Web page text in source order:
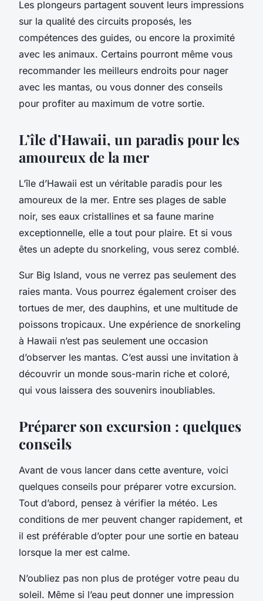
Les plongeurs partagent souvent leurs impressions
sur la qualité des circuits proposés, les
compétences des guides, ou encore la proximité
avec les animaux. Certains pourront même vous
recommander les meilleurs endroits pour nager
avec les mantas, ou vous donner des conseils
pour profiter au maximum de votre sortie.
L’île d’Hawaii, un paradis pour les
amoureux de la mer
L’île d’Hawaii est un véritable paradis pour les
amoureux de la mer. Entre ses plages de sable
noir, ses eaux cristallines et sa faune marine
exceptionnelle, elle a tout pour plaire. Et si vous
êtes un adepte du snorkeling, vous serez comblé.
Sur Big Island, vous ne verrez pas seulement des
raies manta. Vous pourrez également croiser des
tortues de mer, des dauphins, et une multitude de
poissons tropicaux. Une expérience de snorkeling
à Hawaii n’est pas seulement une occasion
d’observer les mantas. C’est aussi une invitation à
découvrir un monde sous-marin riche et coloré,
qui vous laissera des souvenirs inoubliables.
Préparer son excursion : quelques
conseils
Avant de vous lancer dans cette aventure, voici
quelques conseils pour préparer votre excursion.
Tout d’abord, pensez à vérifier la météo. Les
conditions de mer peuvent changer rapidement, et
il est préférable d’opter pour une sortie en bateau
lorsque la mer est calme.
N’oubliez pas non plus de protéger votre peau du
soleil. Même si l’eau peut donner une impression